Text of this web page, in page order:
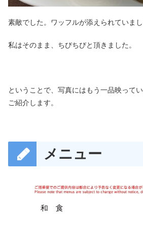
素敵でした。ワッフルが添えられていまし
私はそのまま、ちびちびと頂きました。
ということで、写真にはもう一品映って
ご紹介します。
メニュー